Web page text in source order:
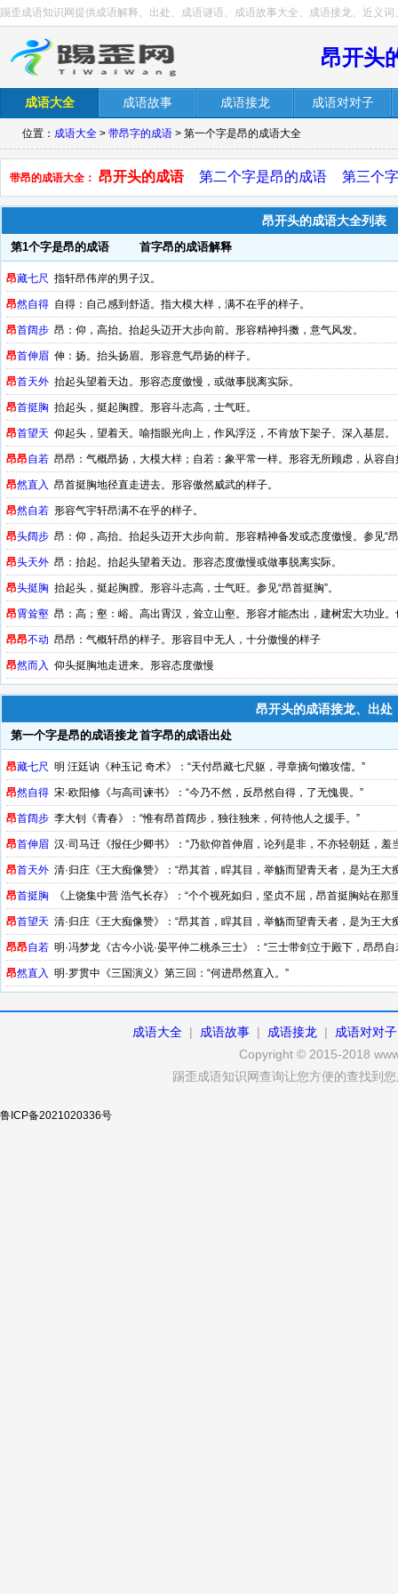
踢歪成语知识网提供成语解释、出处、成语谜语、成语故事大全、成语接龙、近义
昂开头
成语大全 成语故事 成语接龙 成语对对子
位置： 成语大全 > 带昂字的成语 > 第一个字是昂的成语大全
带昂的成语大全： 昂开头的成语 第二个字是昂的成语 第三个
昂开头的成语大全列表
第1个字是昂的成语 首字昂的成语解释
昂藏七尺 指轩昂伟岸的男子汉。
昂然自得 自得：自己感到舒适。指大模大样，满不在乎的样子。
昂首阔步 昂：仰，高抬。抬起头迈开大步向前。形容精神抖擞，意气风发。
昂首伸眉 伸：扬。抬头扬眉。形容意气昂扬的样子。
昂首天外 抬起头望着天边。形容态度傲慢，或做事脱离实际。
昂首挺胸 抬起头，挺起胸膛。形容斗志高，士气旺。
昂首望天 仰起头，望着天。喻指眼光向上，作风浮泛，不肯放下架子、深入基层。
昂昂自若 昂昂：气概昂扬，大模大样；自若：象平常一样。形容无所顾虑，从容自
昂然直入 昂首挺胸地径直走进去。形容傲然威武的样子。
昂然自若 形容气宇轩昂满不在乎的样子。
昂头阔步 昂：仰，高抬。抬起头迈开大步向前。形容精神备发或态度傲慢。参见“
昂头天外 昂：抬起。抬起头望着天边。形容态度傲慢或做事脱离实际。
昂头挺胸 抬起头，挺起胸膛。形容斗志高，士气旺。参见“昂首挺胸”。
昂霄耸壑 昂：高；壑：峪。高出霄汉，耸立山壑。形容才能杰出，建树宏大功业
昂昂不动 昂昂：气概轩昂的样子。形容目中无人，十分傲慢的样子
昂然而入 仰头挺胸地走进来。形容态度傲慢
昂开头的成语接龙、出处
第一个字是昂的成语接龙首字昂的成语出处
昂藏七尺 明 汪廷讷《种玉记 奇术》：“天付昂藏七尺躯，寻章摘句懒攻儒。”
昂然自得 宋·欧阳修《与高司谏书》：“今乃不然，反昂然自得，了无愧畏。”
昂首阔步 李大钊《青春》：“惟有昂首阔步，独往独来，何待他人之援手。”
昂首伸眉 汉·司马迁《报任少卿书》：“乃欲仰首伸眉，论列是非，不亦轻朝廷，羞
昂首天外 清·归庄《王大痴像赞》：“昂其首，睅其目，举觞而望青天者，是为王大
昂首挺胸 《上饶集中营 浩气长存》：“个个视死如归，坚贞不屈，昂首挺胸站在那
昂首望天 清·归庄《王大痴像赞》：“昂其首，睅其目，举觞而望青天者，是为王大
昂昂自若 明·冯梦龙《古今小说·晏平仲二桃杀三士》：“三士带剑立于殿下，昂昂自
昂然直入 明·罗贯中《三国演义》第三回：“何进昂然直入。”
成语大全 | 成语故事 | 成语接龙 |
成语对对子
Copyright © 2015-2018
踢歪成语知识网查询让您方便的查找到
鲁ICP备2021020336号